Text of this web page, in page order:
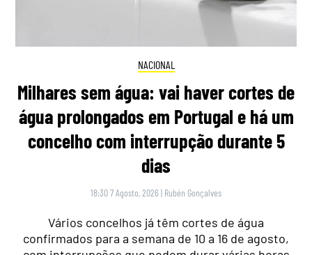
NACIONAL
Milhares sem água: vai haver cortes de
água prolongados em Portugal e há um
concelho com interrupção durante 5
dias
18:30 7 Agosto, 2026 | Rubén Gonçalves
Vários concelhos já têm cortes de água
confirmados para a semana de 10 a 16 de agosto,